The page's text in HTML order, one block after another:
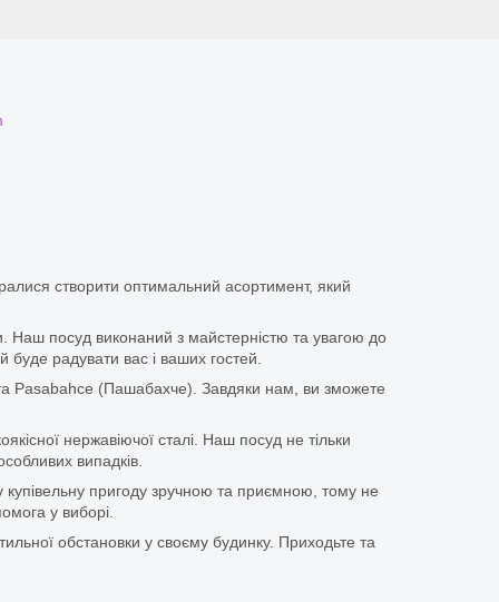
створити оптимальний асортимент, який
Наш посуд виконаний з майстерністю та увагою до
радувати вас і ваших гостей.
Pasabahce (Пашабахче). Завдяки нам, ви зможете
нержавіючої сталі. Наш посуд не тільки
випадків.
пригоду зручною та приємною, тому не
у виборі.
обстановки у своєму будинку. Приходьте та